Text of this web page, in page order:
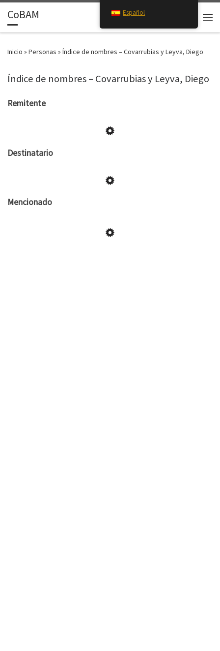
Saltar al contenido
CoBAM
Search
Inicio » Personas » Índice de nombres – Covarrubias y Leyva, Diego
Índice de nombres – Covarrubias y Leyva, Diego
Remitente
Destinatario
Mencionado
Español